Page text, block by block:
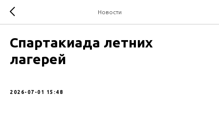
Новости
Спартакиада летних
лагерей
2026-07-01 15:48